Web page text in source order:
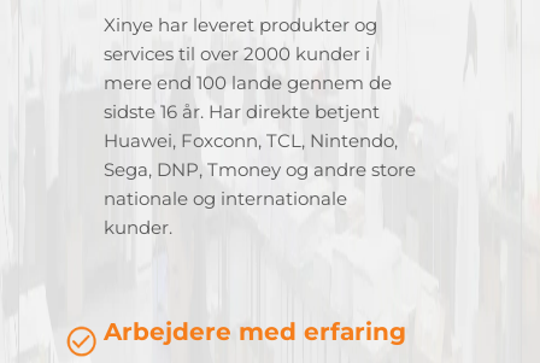
Xinye har leveret produkter og
services til over 2000 kunder i
mere end 100 lande gennem de
sidste 16 år. Har direkte betjent
Huawei, Foxconn, TCL, Nintendo,
Sega, DNP, Tmoney og andre store
nationale og internationale
kunder.
Arbejdere med erfaring